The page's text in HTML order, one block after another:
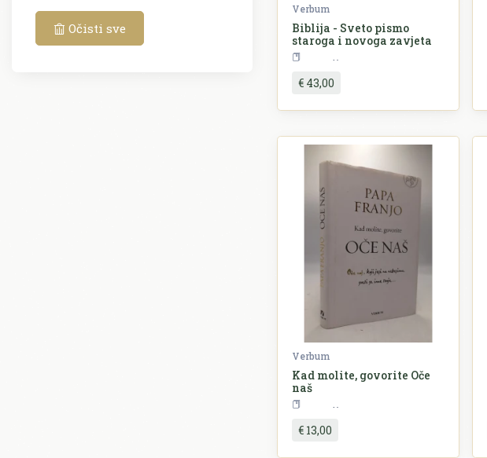
Očisti sve
Verbum
Biblija - Sveto pismo
staroga i novoga zavjeta
€ 43,00
Verbum
Kad molite, govorite Oče
naš
€ 13,00